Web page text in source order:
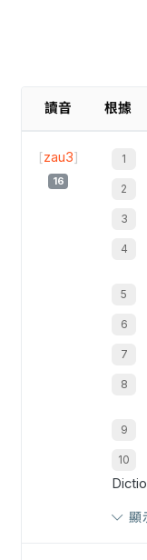
讀音 根據
[zau3]
16
顯